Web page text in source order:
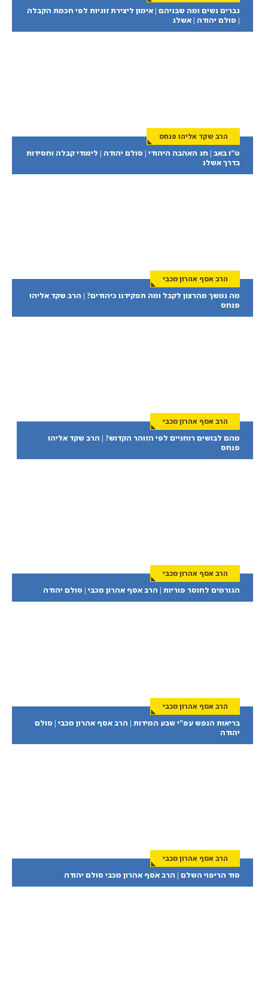
גברים נשים ומה שבניהם | אימון ליצירת זוגיות לפי חכמת הקבלה
| סולם יהודה | אשלג
הרב שקד אליהו פנחס
ט”ו באב | חג האהבה היהודי | סולם יהודה | לימודי קבלה וחסידות
בדרך אשלג
הרב אסף אהרון מכבי
מה נמשך מהרצון לקבל ומה תפקידנו כיהודים? | הרב שקד אליהו
פנחס
הרב אסף אהרון מכבי
מהם לבושים רוחניים לפי הזוהר הקדוש? | הרב שקד אליהו
פנחס
הרב אסף אהרון מכבי
הגורמים לחוסר פוריות | הרב אסף אהרון מכבי | סולם יהודה
הרב אסף אהרון מכבי
בריאות הנפש עפ”י שבע המידות | הרב אסף אהרון מכבי | סולם
יהודה
הרב אסף אהרון מכבי
סוד הריפוי השלם | הרב אסף אהרון מכבי סולם יהודה